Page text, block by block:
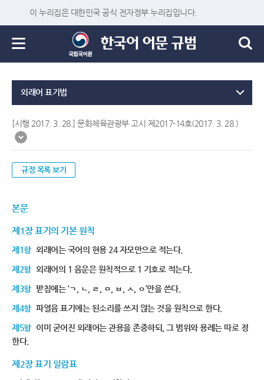
이 누리집은 대한민국 공식 전자정부 누리집입니다.
외래어 표기법
[시행 2017. 3. 28.] 문화체육관광부 고시 제2017-14호(2017. 3. 28.)
규정 목록 보기
본문
제1장 표기의 기본 원칙
제1항 외래어는 국어의 현용 24 자모만으로 적는다.
제2항 외래어의 1 음운은 원칙적으로 1 기호로 적는다.
제3항 받침에는 ‘ㄱ, ㄴ, ㄹ, ㅁ, ㅂ, ㅅ, ㅇ’만을 쓴다.
제4항 파열음 표기에는 된소리를 쓰지 않는 것을 원칙으로 한다.
제5항 이미 굳어진 외래어는 관용을 존중하되, 그 범위와 용례는 따로 정
한다.
제2장 표기 일람표